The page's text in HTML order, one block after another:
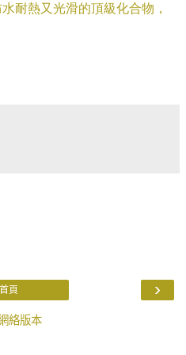
水耐熱又光滑的頂級化合物，
›
首頁
絡版本